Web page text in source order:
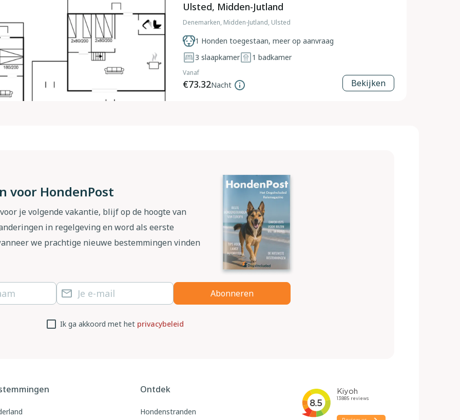
Ulsted, Midden-Jutland
Denemarken, Midden-Jutland, Ulsted
1 Honden toegestaan, meer op aanvraag
3 slaapkamer 1 badkamer
Vanaf
€73.32Nacht Bekijken
voor HondenPost
je volgende vakantie, blijf op de hoogte van
in regelgeving en word als eerste
we prachtige nieuwe bestemmingen vinden
Abonneren
Ik ga akkoord met het privacybeleid
Ontdek
Hondenstranden